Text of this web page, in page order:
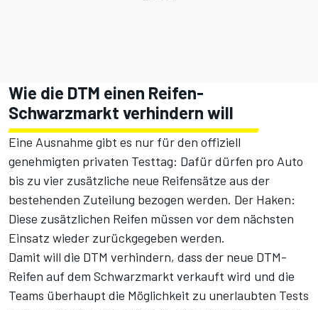
Wie die DTM einen Reifen-
Schwarzmarkt verhindern will
Eine Ausnahme gibt es nur für den offiziell
genehmigten privaten Testtag: Dafür dürfen pro Auto
bis zu vier zusätzliche neue Reifensätze aus der
bestehenden Zuteilung bezogen werden. Der Haken:
Diese zusätzlichen Reifen müssen vor dem nächsten
Einsatz wieder zurückgegeben werden.
Damit will die DTM verhindern, dass der neue DTM-
Reifen auf dem Schwarzmarkt verkauft wird und die
Teams überhaupt die Möglichkeit zu unerlaubten Tests